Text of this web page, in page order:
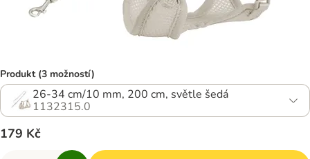
Produkt (3 možností)
26-34 cm/10 mm, 200 cm, světle šedá
1132315.0
179 Kč